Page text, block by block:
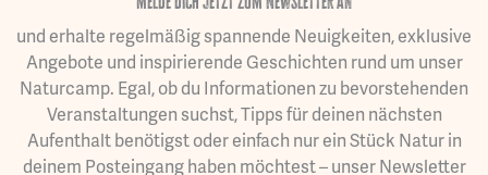
und erhalte regelmäßig spannende Neuigkeiten, exklusive
Angebote und inspirierende Geschichten rund um unser
Naturcamp. Egal, ob du Informationen zu bevorstehenden
Veranstaltungen suchst, Tipps für deinen nächsten
Aufenthalt benötigst oder einfach nur ein Stück Natur in
deinem Posteingang haben möchtest – unser Newsletter